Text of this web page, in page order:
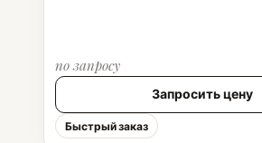
по запросу
Запросить цену
Быстрый заказ